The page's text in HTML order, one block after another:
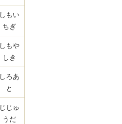
しもい
ちぎ
しもや
しき
しろあ
と
じじゅ
うだ